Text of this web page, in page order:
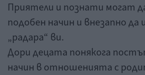
Приятели и познати могат
подобен начин и внезапно
„радара“ ви.
Дори децата понякога
начин в отношенията с